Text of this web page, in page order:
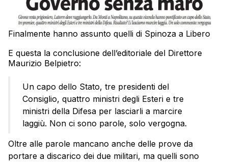
Finalmente hanno assunto quelli di Spinoza a Libero
E questa la conclusione dell’editoriale del Direttore
Maurizio Belpietro:
Un capo dello Stato, tre presidenti del
Consiglio, quattro ministri degli Esteri e tre
ministri della Difesa per lasciarli a marcire
laggiù. Non ci sono parole, solo vergogna.
Oltre alle parole mancano anche delle prove da
portare a discarico dei due militari, ma quelli sono